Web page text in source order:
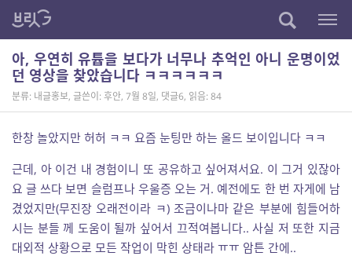
아, 우연히 유튭을 보다가 너무나 추억인 아니 운명이었
던 영상을 찾았습니다 ㅋㅋㅋㅋㅋㅋ
분류: 내글홍보, 글쓴이: 후안, 7월 8일, 댓글6, 읽음: 84
한창 놀았지만 허허 ㅋㅋ 요즘 눈팅만 하는 올드 보이입니다 ㅋㅋ
근데, 아 이건 내 경험이니 또 공유하고 싶어져서요. 이 그거 있잖아
요 글 쓰다 보면 슬럼프나 우울증 오는 거. 예전에도 한 번 자게에 남
겼었지만(무진장 오래전이라 ㅋ) 조금이나마 같은 부분에 힘들어하
시는 분들 께 도움이 될까 싶어서 끄적여봅니다.. 사실 저 또한 지금
대외적 상황으로 모든 작업이 막힌 상태라 ㅠㅠ 암튼 간에..